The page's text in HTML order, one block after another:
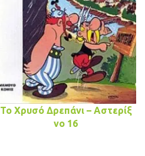
Το Χρυσό Δρεπάνι – Αστερίξ
νo 16